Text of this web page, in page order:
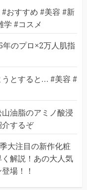
#おすすめ #美容 #新
学 #コスメ
のプロ×2万人肌指
うとすると… #美容 #
山油脂のアミノ酸浸
するぞ
大注目の新作化粧
解説！あの大人気
場！！